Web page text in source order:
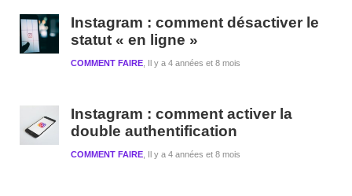
Instagram : comment désactiver le
statut « en ligne »
Il y a 4 années et 8 mois
COMMENT FAIRE
Instagram : comment activer la
double authentification
Il y a 4 années et 8 mois
COMMENT FAIRE